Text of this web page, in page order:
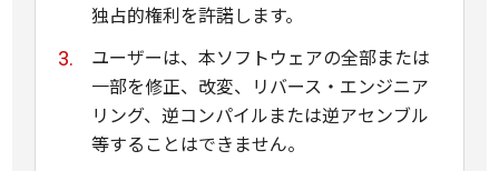
独占的権利を許諾します。
ユーザーは、本ソフトウェアの全部または
一部を修正、改変、リバース・エンジニア
リング、逆コンパイルまたは逆アセンブル
等することはできません。